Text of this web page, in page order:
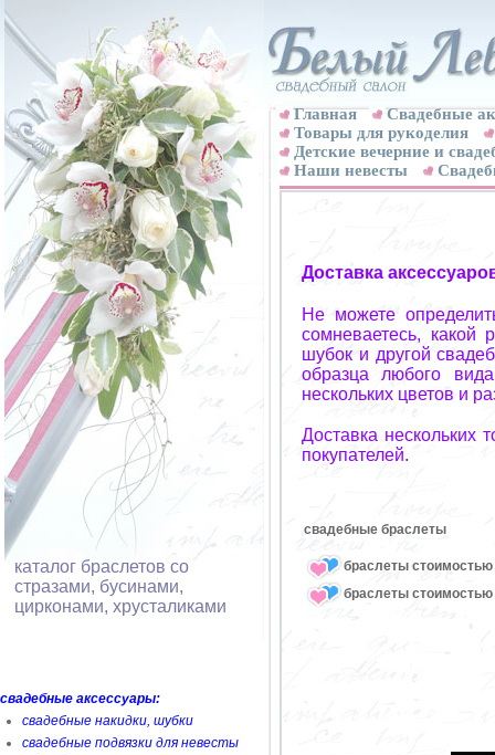
каталог браслетов со
стразами, бусинами,
цирконами, хрусталиками
свадебные аксессуары:
свадебные накидки, шубки
свадебные подвязки для невесты
Главная
Свадебные
Товары для рукоделия
Детские вечерние и
Наши невесты
Доставка
Не можете
сомневаетесь, какой
шубок и другой
образца любого
нескольких цветов и
Доставка нескольких
покупателей.
свадебные браслеты
браслеты
браслеты стоимостью